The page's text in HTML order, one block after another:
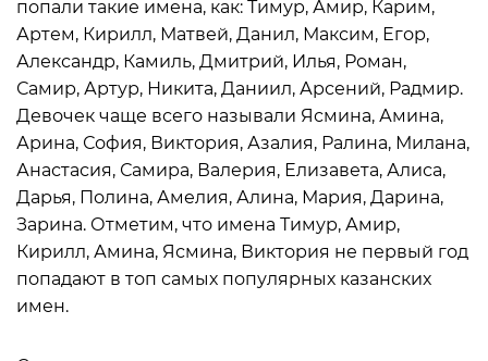
попали такие имена, как: Тимур, Амир, Карим,
Артем, Кирилл, Матвей, Данил, Максим, Егор,
Александр, Камиль, Дмитрий, Илья, Роман,
Самир, Артур, Никита, Даниил, Арсений, Радмир.
Девочек чаще всего называли Ясмина, Амина,
Арина, София, Виктория, Азалия, Ралина, Милана,
Анастасия, Самира, Валерия, Елизавета, Алиса,
Дарья, Полина, Амелия, Алина, Мария, Дарина,
Зарина. Отметим, что имена Тимур, Амир,
Кирилл, Амина, Ясмина, Виктория не первый год
попадают в топ самых популярных казанских
имен.